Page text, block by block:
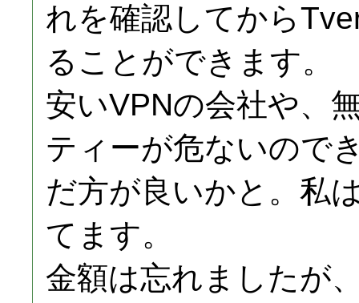
れを確認してから
ることができます。
安いVPNの会社や、
ティーが危ないので
だ方が良いかと。私
てます。
金額は忘れましたが